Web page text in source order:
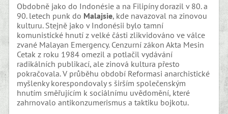
Obdobně jako do Indonésie a na Filipíny dorazil v 80. a
90. letech punk do Malajsie, kde navazoval na zinovou
kulturu. Stejně jako v Indonésii bylo tamní
komunistické hnutí z velké části zlikvidováno ve válce
zvané Malayan Emergency. Cenzurní zákon Akta Mesin
Cetak z roku 1984 omezil a potlačil vydávání
radikálních publikací, ale zinová kultura přesto
pokračovala. V průběhu období Reformasi anarchistické
myšlenky korespondovaly s širším společenským
hnutím směřujícím k sociálnímu uvědomění, které
zahrnovalo antikonzumerismus a taktiku bojkotu.